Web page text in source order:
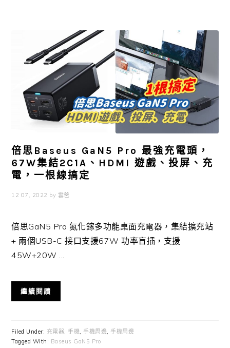
倍思Baseus GaN5 Pro 最強充電頭，
67W集結2C1A、HDMI 遊戲、投屏、充
電，一根線搞定
12 07, 2022 by 雲爸
倍思GaN5 Pro 氮化鎵多功能桌面充電器，集結擴充站
+ 兩個USB-C 接口支援67W 功率盲插，支援
45W+20W ...
繼續閱讀
Filed Under: 充電器,手機,手機周邊,手機周邊
Tagged With: Baseus GaN5 Pro